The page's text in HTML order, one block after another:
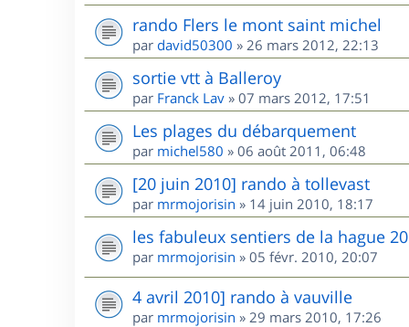
rando Flers le mont saint michel
par david50300 » 26 mars 2012, 22:13
sortie vtt à Balleroy
par Franck Lav » 07 mars 2012, 17:51
Les plages du débarquement
par michel580 » 06 août 2011, 06:48
[20 juin 2010] rando à tollevast
par mrmojorisin » 14 juin 2010, 18:17
les fabuleux sentiers de la hague
par mrmojorisin » 05 févr. 2010, 20:07
4 avril 2010] rando à vauville
par mrmojorisin » 29 mars 2010, 17:26